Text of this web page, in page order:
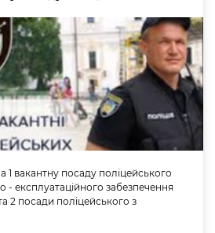
вакантну посаду поліцейського
- експлуатаційного забезпечення
2 посади поліцейського з